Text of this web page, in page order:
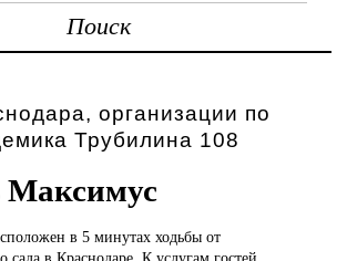
Поиск
организации по
Трубилина 108
Максимус
в 5 минутах ходьбы от